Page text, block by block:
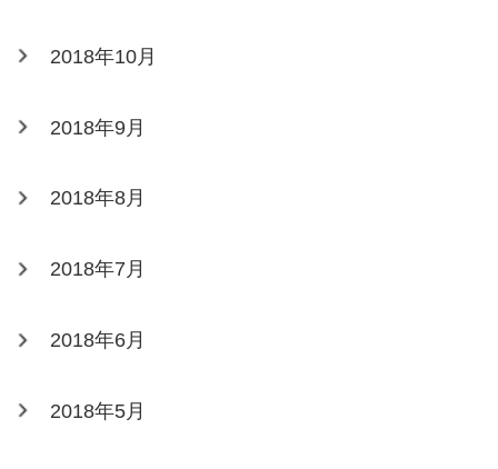
2018年10月
2018年9月
2018年8月
2018年7月
2018年6月
2018年5月